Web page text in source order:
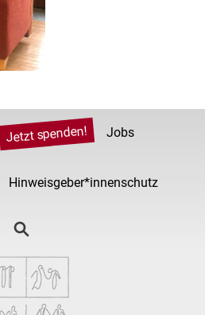
Jetzt spenden! Jobs
Hinweisgeber*innenschutz